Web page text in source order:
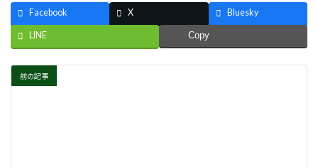
Facebook X Bluesky
LINE Copy
前の記事